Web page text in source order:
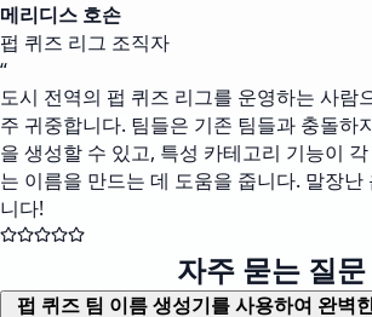
메리디스 호손
펍 퀴즈 리그 조직자
“
도시 전역의 펍 퀴즈 리그를 운영하는 사람
주 귀중합니다. 팀들은 기존 팀들과 충돌하
을 생성할 수 있고, 특성 카테고리 기능이
는 이름을 만드는 데 도움을 줍니다. 말장
니다!
자주 묻는 질문
펍 퀴즈 팀 이름 생성기를 사용하여 완벽